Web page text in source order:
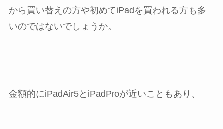
から買い替えの方や初めてiPadを買われる方も多
いのではないでしょうか。
金額的にiPadAir5とiPadProが近いこともあり、